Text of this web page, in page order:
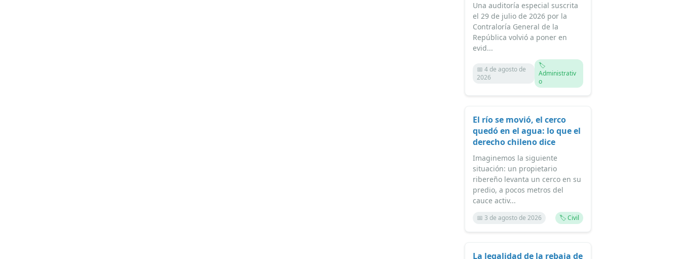
Una auditoría especial suscrita
el 29 de julio de 2026 por la
Contraloría General de la
República volvió a poner en
evid...
📅 4 de agosto de
2026
🏷️
Administrativ
o
El río se movió, el cerco
quedó en el agua: lo que el
derecho chileno dice
Imaginemos la siguiente
situación: un propietario
ribereño levanta un cerco en su
predio, a pocos metros del
cauce activ...
📅 3 de agosto de 2026 🏷️ Civil
La legalidad de la rebaja de